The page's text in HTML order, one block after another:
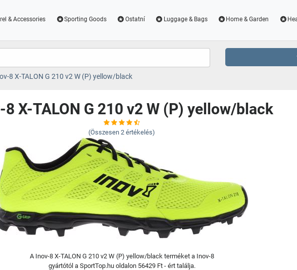
& Accessories Sporting Goods Ostatní Luggage & Bags Home & Garden
8 X-TALON G 210 v2 W (P) yellow/black
8 X-TALON G 210 v2 W (P) yellow/black
(Összesen 2 értékelés)
A Inov-8 X-TALON G 210 v2 W (P) yellow/black terméket a Inov-8
gyártótól a SportTop.hu oldalon 56429 Ft - ért találja.